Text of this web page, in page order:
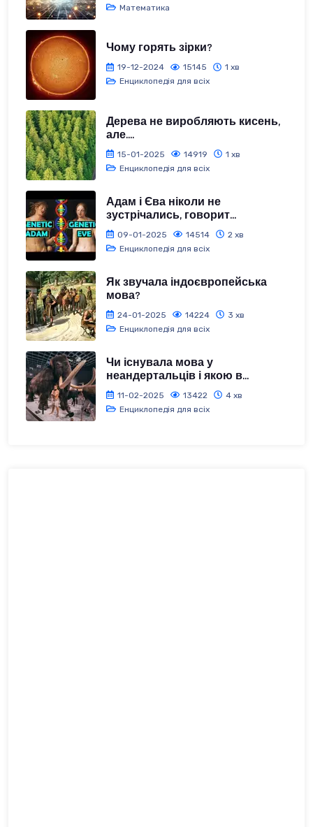
Математика
Чому горять зірки?
19-12-2024 15145
1 хв
Енциклопедія для всіх
Дерева не виробляють кисень,
але....
15-01-2025 14919
1 хв
Енциклопедія для всіх
Адам і Єва ніколи не
зустрічались, говорит...
09-01-2025 14514
2 хв
Енциклопедія для всіх
Як звучала індоєвропейська
мова?
24-01-2025 14224
3 хв
Енциклопедія для всіх
Чи існувала мова у
неандертальців і якою в...
11-02-2025 13422
4 хв
Енциклопедія для всіх